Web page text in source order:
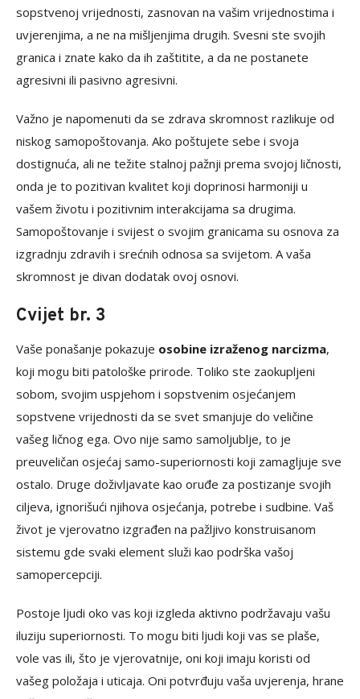
sopstvenoj vrijednosti, zasnovan na vašim vrijednostima i
uvjerenjima, a ne na mišljenjima drugih. Svesni ste svojih
granica i znate kako da ih zaštitite, a da ne postanete
agresivni ili pasivno agresivni.
Važno je napomenuti da se zdrava skromnost razlikuje od
niskog samopoštovanja. Ako poštujete sebe i svoja
dostignuća, ali ne težite stalnoj pažnji prema svojoj ličnosti,
onda je to pozitivan kvalitet koji doprinosi harmoniji u
vašem životu i pozitivnim interakcijama sa drugima.
Samopoštovanje i svijest o svojim granicama su osnova za
izgradnju zdravih i srećnih odnosa sa svijetom. A vaša
skromnost je divan dodatak ovoj osnovi.
Cvijet br. 3
Vaše ponašanje pokazuje osobine izraženog narcizma,
koji mogu biti patološke prirode. Toliko ste zaokupljeni
sobom, svojim uspjehom i sopstvenim osjećanjem
sopstvene vrijednosti da se svet smanjuje do veličine
vašeg ličnog ega. Ovo nije samo samoljublje, to je
preuveličan osjećaj samo-superiornosti koji zamagljuje sve
ostalo. Druge doživljavate kao oruđe za postizanje svojih
ciljeva, ignorišući njihova osjećanja, potrebe i sudbine. Vaš
život je vjerovatno izgrađen na pažljivo konstruisanom
sistemu gde svaki element služi kao podrška vašoj
samopercepciji.
Postoje ljudi oko vas koji izgleda aktivno podržavaju vašu
iluziju superiornosti. To mogu biti ljudi koji vas se plaše,
vole vas ili, što je vjerovatnije, oni koji imaju koristi od
vašeg položaja i uticaja. Oni potvrđuju vaša uvjerenja, hrane